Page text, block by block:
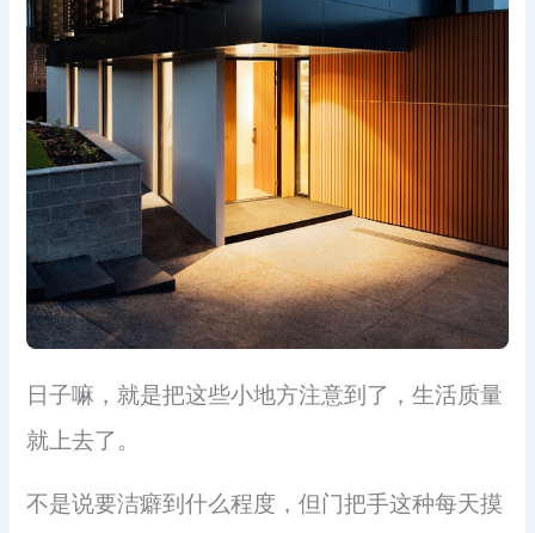
日子嘛，就是把这些小地方注意到了，生活质量
就上去了。
不是说要洁癖到什么程度，但门把手这种每天摸